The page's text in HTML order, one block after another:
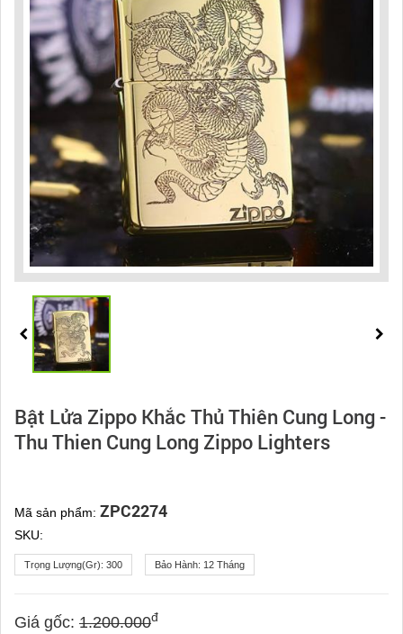
Bật Lửa Zippo Khắc Thủ Thiên Cung Long -
Thu Thien Cung Long Zippo Lighters
Mã sản phẩm: ZPC2274
SKU:
Trọng Lượng(gr): 300 Bảo Hành: 12 Tháng
Giá gốc: 1.200.000đ